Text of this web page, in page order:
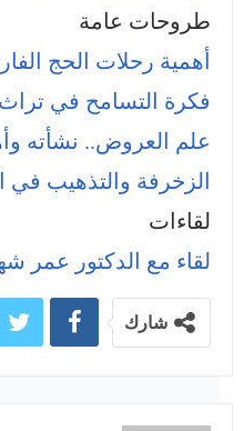
طروحات عامة
أهمية رحلات الحج
فكرة التسامح في تراث
علم العروض.. نشأته
الزخرفة والتذهيب
لقاءات
لقاء مع الدكتور عمر
شارك